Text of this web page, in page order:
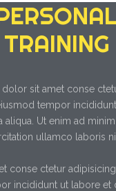
TRAINING
dolor sit amet conse
tempor
aliqua. Ut enim ad
ullamco laboris
conse ctetur
incididunt ut labore et